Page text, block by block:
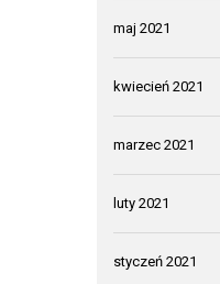
maj 2021
kwiecień 2021
marzec 2021
luty 2021
styczeń 2021